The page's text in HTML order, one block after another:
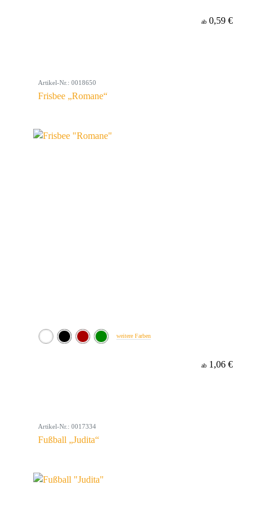
ab 0,59 €
Artikel-Nr.: 0018650
Frisbee „Romane“
weitere Farben
ab 1,06 €
Artikel-Nr.: 0017334
Fußball „Judita“